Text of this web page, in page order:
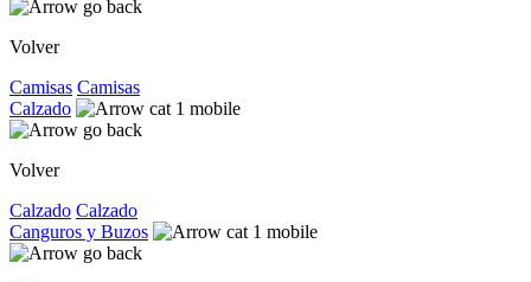
Volver
Camisas Camisas
Calzado
Volver
Calzado Calzado
Canguros y Buzos